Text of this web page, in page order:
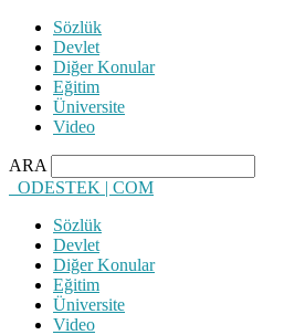
Sözlük
Devlet
Diğer Konular
Eğitim
Üniversite
Video
ARA
ODESTEK | COM
Sözlük
Devlet
Diğer Konular
Eğitim
Üniversite
Video